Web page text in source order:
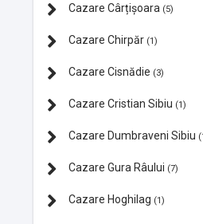
Cazare Cârțișoara (5)
Cazare Chirpăr (1)
Cazare Cisnădie (3)
Cazare Cristian Sibiu (1)
Cazare Dumbraveni Sibiu
Cazare Gura Râului (7)
Cazare Hoghilag (1)